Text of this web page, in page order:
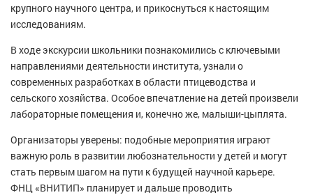
крупного научного центра, и прикоснуться к настоящим
исследованиям.
В ходе экскурсии школьники познакомились с ключевыми
направлениями деятельности института, узнали о
современных разработках в области птицеводства и
сельского хозяйства. Особое впечатление на детей произвели
лабораторные помещения и, конечно же, малыши-цыплята.
Организаторы уверены: подобные мероприятия играют
важную роль в развитии любознательности у детей и могут
стать первым шагом на пути к будущей научной карьере.
ФНЦ «ВНИТИП» планирует и дальше проводить